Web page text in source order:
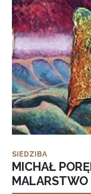
SIEDZIBA
MICHAŁ